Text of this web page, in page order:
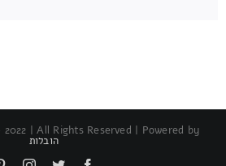
| All Rights Reserved | Powered by
הובלות